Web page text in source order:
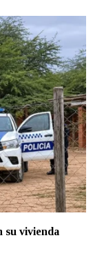
su vivienda